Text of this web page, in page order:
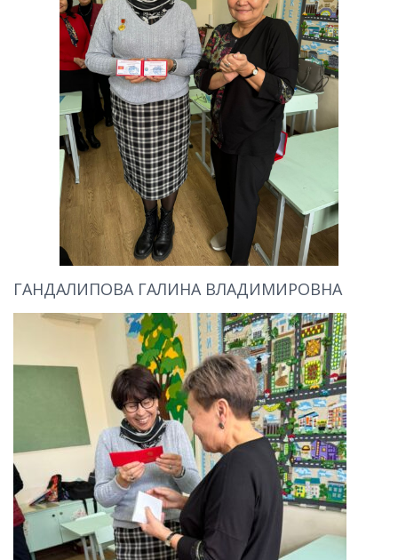
ГАНДАЛИПОВА ГАЛИНА ВЛАДИМИРОВНА